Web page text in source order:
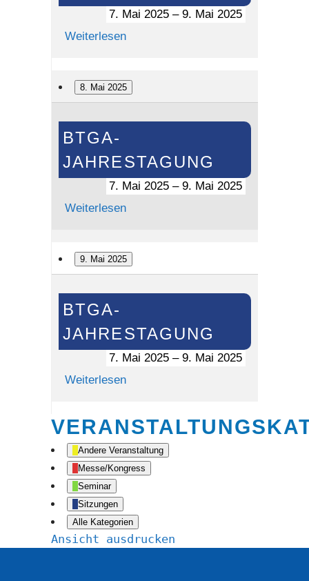
7. Mai 2025 –9. Mai 2025
Weiterlesen
8. Mai 2025
Jahrestagung
BTGA-
JAHRESTAGUNG
7. Mai 2025 –9. Mai 2025
Weiterlesen
9. Mai 2025
Jahrestagung
BTGA-
JAHRESTAGUNG
7. Mai 2025 –9. Mai 2025
Weiterlesen
Andere Veranstaltung
Messe/Kongress
Seminar
Sitzungen
Alle Kategorien
Ansicht ausdrucken